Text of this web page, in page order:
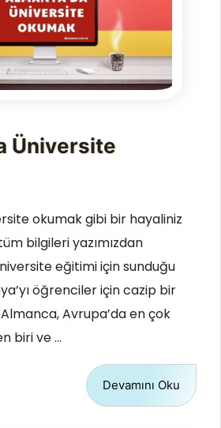
Üniversite
okumak gibi bir hayaliniz
bilgileri yazımızdan
eğitimi için sunduğu
öğrenciler için cazip bir
Avrupa’da en çok
biri ve …
Devamını Oku